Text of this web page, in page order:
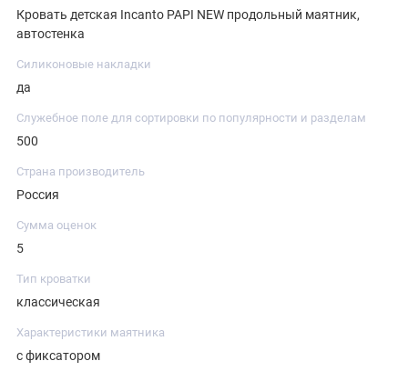
Кровать детская Incanto PAPI NEW продольный маятник,
автостенка
Силиконовые накладки
да
Служебное поле для сортировки по популярности и разделам
500
Страна производитель
Россия
Сумма оценок
5
Тип кроватки
классическая
Характеристики маятника
с фиксатором